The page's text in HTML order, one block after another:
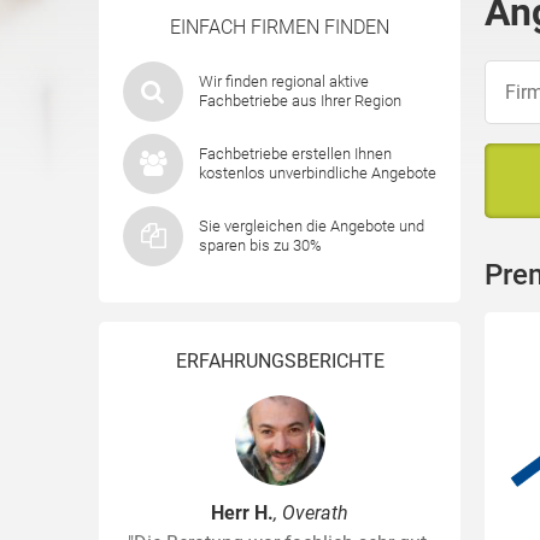
EINFACH FIRMEN FINDEN
Wir finden regional aktive
Fachbetriebe aus Ihrer Region
Fachbetriebe erstellen Ihnen
kostenlos unverbindliche Angebote
Sie vergleichen die Angebote und
sparen bis zu 30%
ERFAHRUNGSBERICHTE
Herr H., Overath